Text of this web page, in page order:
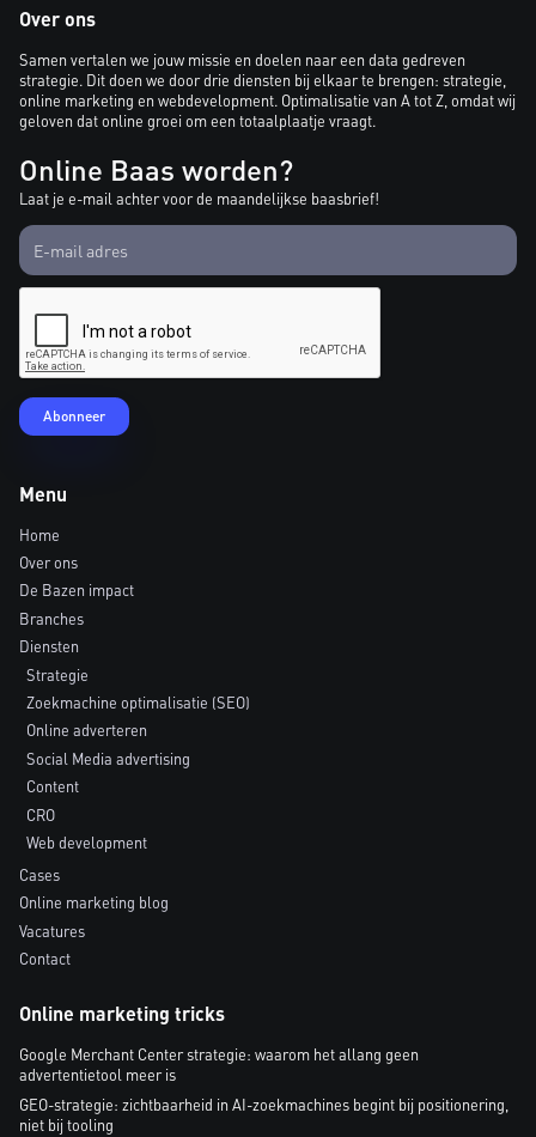
Over ons
Samen vertalen we jouw missie en doelen naar een data gedreven
strategie. Dit doen we door drie diensten bij elkaar te brengen: strategie,
online marketing en webdevelopment. Optimalisatie van A tot Z, omdat wij
geloven dat online groei om een totaalplaatje vraagt.
Online Baas worden?
Laat je e-mail achter voor de maandelijkse baasbrief!
Menu
Home
Over ons
De Bazen impact
Branches
Diensten
Strategie
Zoekmachine optimalisatie (SEO)
Online adverteren
Social Media advertising
Content
CRO
Web development
Cases
Online marketing blog
Vacatures
Contact
Online marketing tricks
Google Merchant Center strategie: waarom het allang geen
advertentietool meer is
GEO-strategie: zichtbaarheid in AI-zoekmachines begint bij positionering,
niet bij tooling